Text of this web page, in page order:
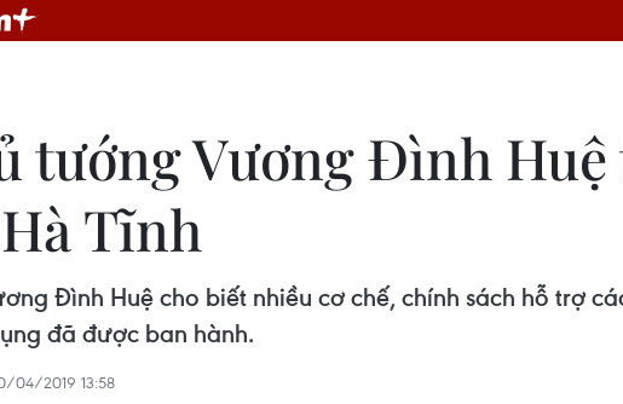
tướng Vương Đình
Tĩnh
Đình Huệ cho biết nhiều cơ chế, chính sách hỗ trợ
đã được ban hành.
04/2019 13:58